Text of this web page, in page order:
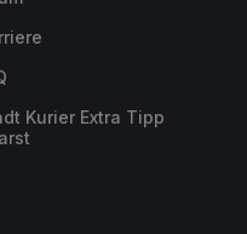
Kurier Extra Tipp